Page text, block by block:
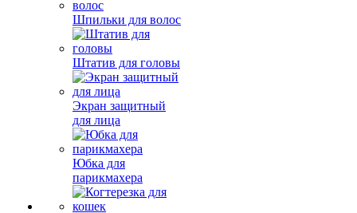
Шпильки для волос
Штатив для головы
Экран защитный
для лица
Юбка для
парикмахера